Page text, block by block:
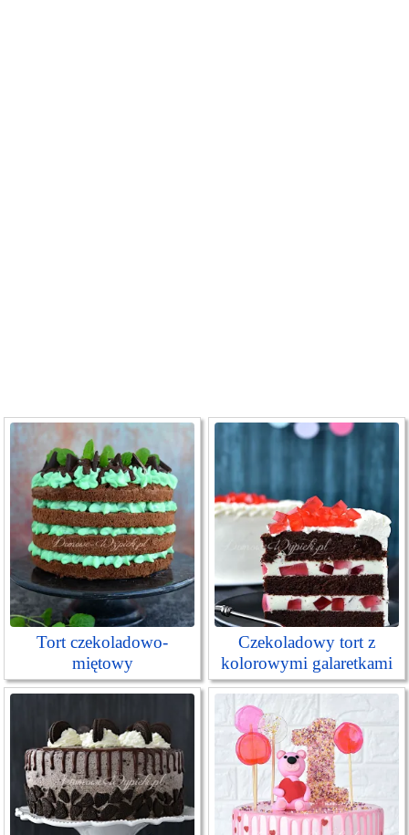
Tort czekoladowo-
miętowy
Czekoladowy tort z
kolorowymi galaretkami